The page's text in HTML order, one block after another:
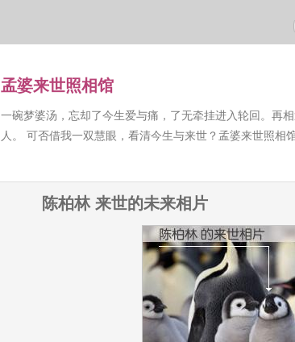
孟婆来世照相馆
一碗梦婆汤，忘却了今生爱与痛，了无牵挂进入轮回。再
人。 可否借我一双慧眼，看清今生与来世？孟婆来世照相
陈柏林 来世的未来相片